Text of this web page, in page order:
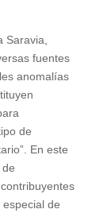
Saravia,
fuentes
anomalías
de
En este
de